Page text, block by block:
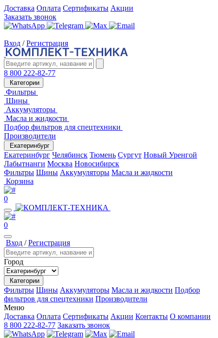
Доставка Оплата Сертификаты Акции
Заказать звонок
Вход / Регистрация
8 800 222-82-77
Категории
Фильтры
Шины
Аккумуляторы
Масла и жидкости
Подбор фильтров для спецтехники
Производители
Екатеринбург
Екатеринбург Челябинск Тюмень Сургут Новый Уренгой
Лабытнанги Москва Новосибирск
Фильтры Шины Аккумуляторы Масла и жидкости
Корзина
0
0
Вход /Регистрация
Город
Категории
Фильтры Шины Аккумуляторы Масла и жидкости Подбор
фильтров для спецтехники Производители
Меню
Доставка Оплата Сертификаты Акции Контакты О компании
8 800 222-82-77 Заказать звонок